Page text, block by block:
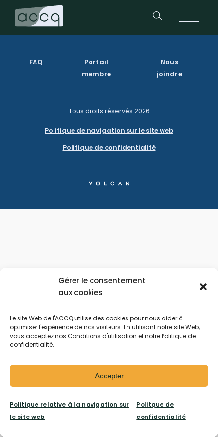
Gérer le consentement
aux cookies
Le site Web de l'ACCQ utilise des cookies pour nous aider à
optimiser l'expérience de nos visiteurs. En utilisant notre site Web,
vous acceptez nos Conditions d'utilisation et notre Politique de
confidentialité.
Accepter
Politique relative à la navigation sur
le site web
Politque de
confidentialité
FAQ
Portail
membre
Nous
joindre
Tous droits réservés 2026
Politique de navigation sur le site web
Politique de confidentialité